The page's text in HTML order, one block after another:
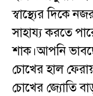
স্বাস্থ্যের দিকে
সাহায্য করতে
শাক।আপনি
চোখের হাল
চোখের জ্যোতি